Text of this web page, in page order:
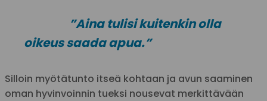
”Aina tulisi kuitenkin olla
oikeus saada apua.”
Silloin myötätunto itseä kohtaan ja avun saaminen
oman hyvinvoinnin tueksi nousevat merkittävään